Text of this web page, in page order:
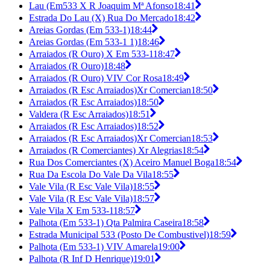
Lau (Em533 X R Joaquim Mª Afonso18:41
Estrada Do Lau (X) Rua Do Mercado18:42
Areias Gordas (Em 533-1)18:44
Areias Gordas (Em 533-1 1)18:46
Arraiados (R Ouro) X Em 533-118:47
Arraiados (R Ouro)18:48
Arraiados (R Ouro) VIV Cor Rosa18:49
Arraiados (R Esc Arraiados)Xr Comercian18:50
Arraiados (R Esc Arraiados)18:50
Valdera (R Esc Arraiados)18:51
Arraiados (R Esc Arraiados)18:52
Arraiados (R Esc Arraiados)Xr Comercian18:53
Arraiados (R Comerciantes) Xr Alegrias18:54
Rua Dos Comerciantes (X) Aceiro Manuel Boga18:54
Rua Da Escola Do Vale Da Vila18:55
Vale Vila (R Esc Vale Vila)18:55
Vale Vila (R Esc Vale Vila)18:57
Vale Vila X Em 533-118:57
Palhota (Em 533-1) Qta Palmira Caseira18:58
Estrada Municipal 533 (Posto De Combustivel)18:59
Palhota (Em 533-1) VIV Amarela19:00
Palhota (R Inf D Henrique)19:01